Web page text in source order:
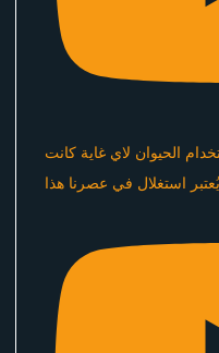
الحيوان لاي غاية كانت